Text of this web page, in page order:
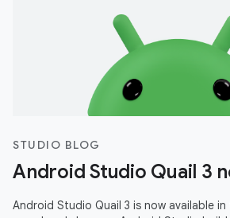
STUDIO BLOG
Android Studio Quail 3
Android Studio Quail 3 is now available